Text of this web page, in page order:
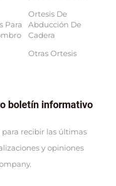
Para
Ortesis De
Abducción De
Cadera
Otras Ortesis
boletín informativo
recibir las últimas
y opiniones